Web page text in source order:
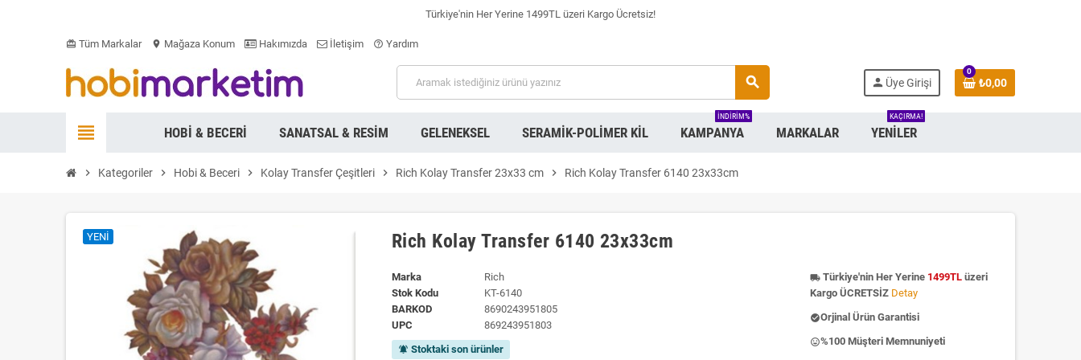
Türkiye'nin Her Yerine 1499TL üzeri Kargo Ücretsiz!
card_giftcard Tüm Markalar location_on Mağaza Konum Hakımızda İletişim help_outline Yardım
search person Üye Girişi
0
₺0,00
view_headline HOBI & BECERI SANATSAL & RESIM GELENEKSEL SERAMIK-POLIMER KIL KAMPANYA
INDIRIM%
MARKALAR YENILER
KAÇIRMA!
chevron_right Kategoriler chevron_right Hobi & Beceri chevron_right Kolay Transfer Çeşitleri chevron_right Rich Kolay Transfer 23x33 cm chevron_right Rich Kolay Transfer 6140 23x33cm
YENI Rich Kolay Transfer 6140 23x33cm
Marka
Rich
Stok Kodu
KT-6140
BARKOD
8690243951805
UPC
869243951803
notifications_active Stoktaki son ürünler
local_shipping Türkiye'nin Her Yerine 1499TLüzeri
Kargo ÜCRETSİZ Detay
check_circleOrjinal Ürün Garantisi
insert_emoticon%100 Müşteri Memnuniyeti